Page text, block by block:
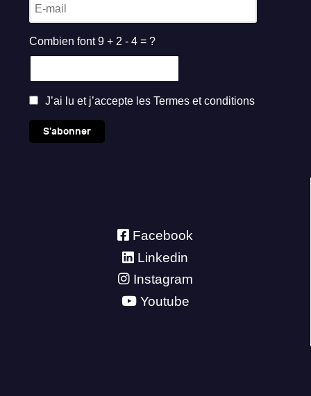
Combien font 9 + 2 - 4 = ?
J’ai lu et j’accepte les Termes et conditions
S'abonner
Facebook
Linkedin
Instagram
Youtube